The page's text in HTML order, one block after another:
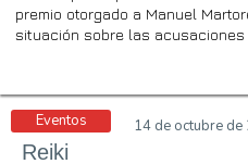
premio otorgado a Manuel
situación sobre las acusaciones
Eventos 14 de octubre de
Reiki